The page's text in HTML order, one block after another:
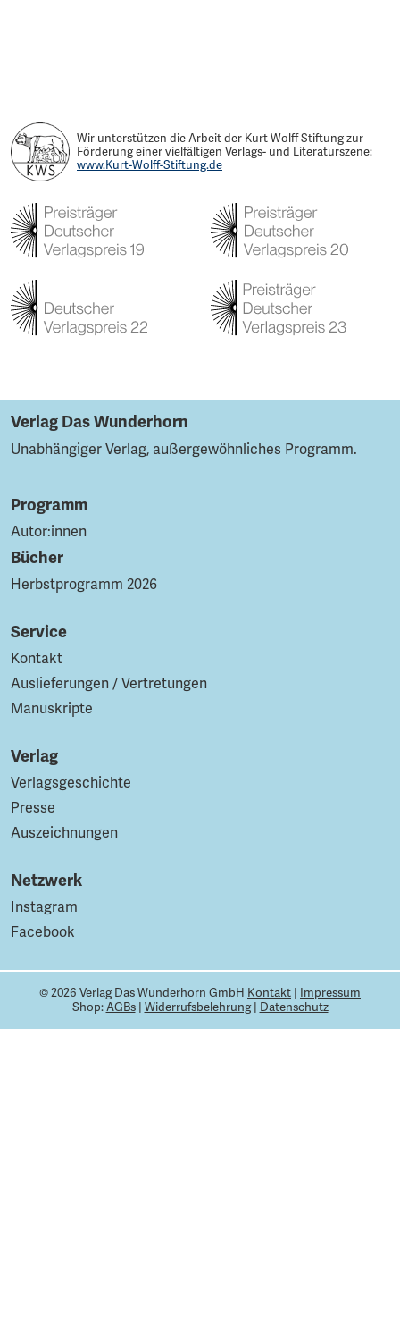
Wir unterstützen die Arbeit der Kurt Wolff Stiftung zur
Förderung einer vielfältigen Verlags- und Literaturszene:
www.Kurt-Wolff-Stiftung.de
Verlag Das Wunderhorn
Unabhängiger Verlag, außergewöhnliches Programm.
Programm
Autor:innen
Bücher
Herbstprogramm 2026
Service
Kontakt
Auslieferungen / Vertretungen
Manuskripte
Verlag
Verlagsgeschichte
Presse
Auszeichnungen
Netzwerk
Instagram
Facebook
© 2026 Verlag Das Wunderhorn GmbH Kontakt
Impressum
Shop:AGBs| Widerrufsbelehrung| Datenschutz